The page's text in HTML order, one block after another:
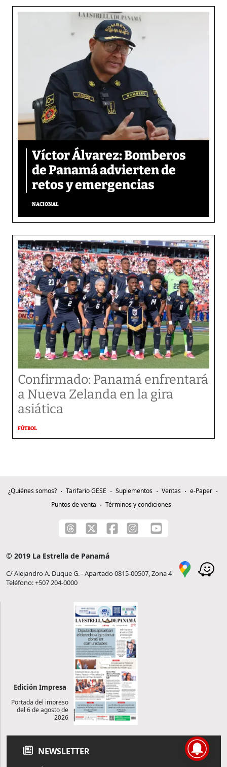
Víctor Álvarez: Bomberos
de Panamá advierten de
retos y emergencias
NACIONAL
Confirmado: Panamá enfrentará
a Nueva Zelanda en la gira
asiática
FÚTBOL
¿Quiénes somos? Tarifario GESE Suplementos Ventas
e-Paper
Puntos de venta
Términos y condiciones
© 2019 La Estrella de Panamá
C/ Alejandro A. Duque G. - Apartado 0815-00507, Zona 4
Teléfono: +507 204-0000
Edición Impresa
Portada del impreso
del 6 de agosto de
2026
NEWSLETTER